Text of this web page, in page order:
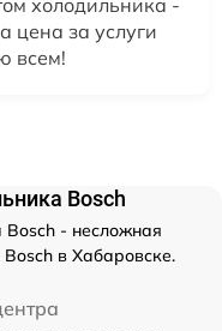
цена за услуги
всем!
Bosch
- несложная
в Хабаровске.